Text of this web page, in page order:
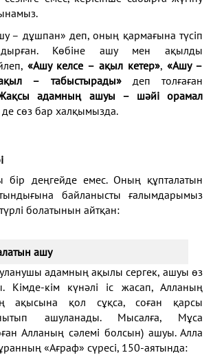
– дұшпан» деп, оның қармағына түсіп
Көбіне ашу мен ақылды
«Ашу келсе – ақыл кетер», «Ашу –
– табыстырады»деп толғаған
адамның ашуы – шәйі орамал
де сөз бар халқымызда.
деңгейде емес. Оның құпталатын
байланысты ғалымдарымыз
болатынын айтқан:
ашу
адамның ақылы сергек, ашуы өз
Кімде-кім күнәлі іс жасап, Алланың
ақысына қол сұқса, соған қарсы
ашуланады. Мысалға, Мұса
Алланың сәлемі болсын) ашуы. Алла
«Ағраф» сүресі, 150-аятында: